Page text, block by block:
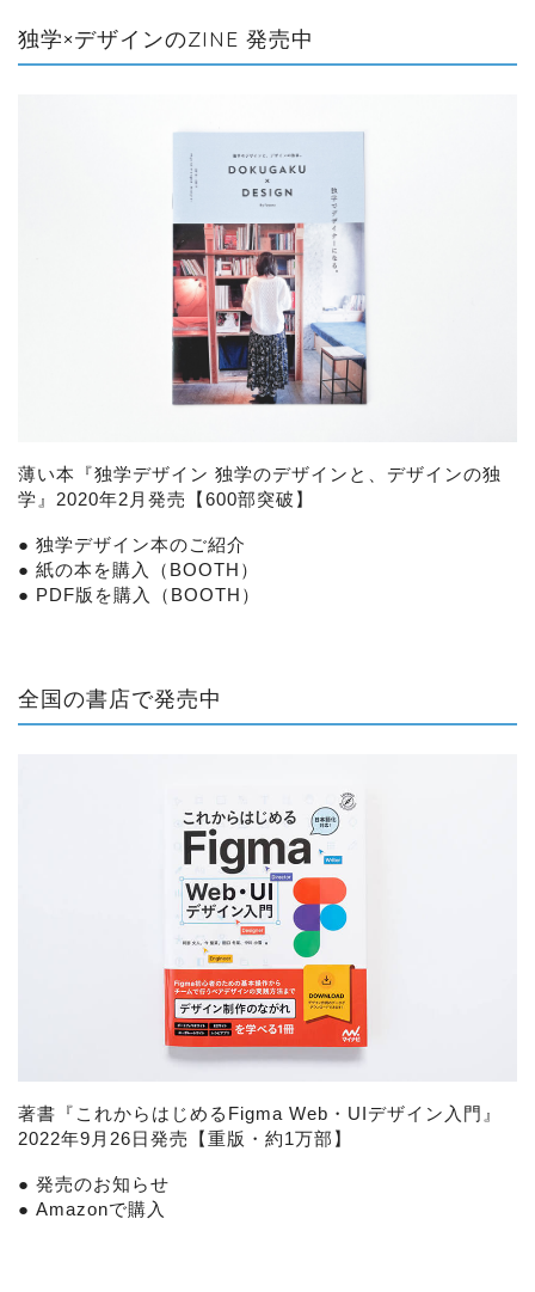
独学×デザインのZINE 発売中
薄い本『独学デザイン 独学のデザインと、デザインの独
学』2020年2月発売【600部突破】
● 独学デザイン本のご紹介
● 紙の本を購入（BOOTH）
● PDF版を購入（BOOTH）
全国の書店で発売中
著書『 これからはじめるFigma Web・UIデザイン入門 』
2022年9月26日発売【重版・約1万部】
● 発売のお知らせ
● Amazonで購入